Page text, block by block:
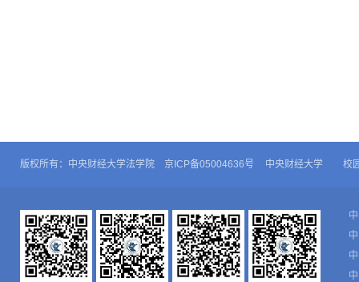
版权所有：中央财经大学法学院 京ICP备05004636号 中央财经大学 校